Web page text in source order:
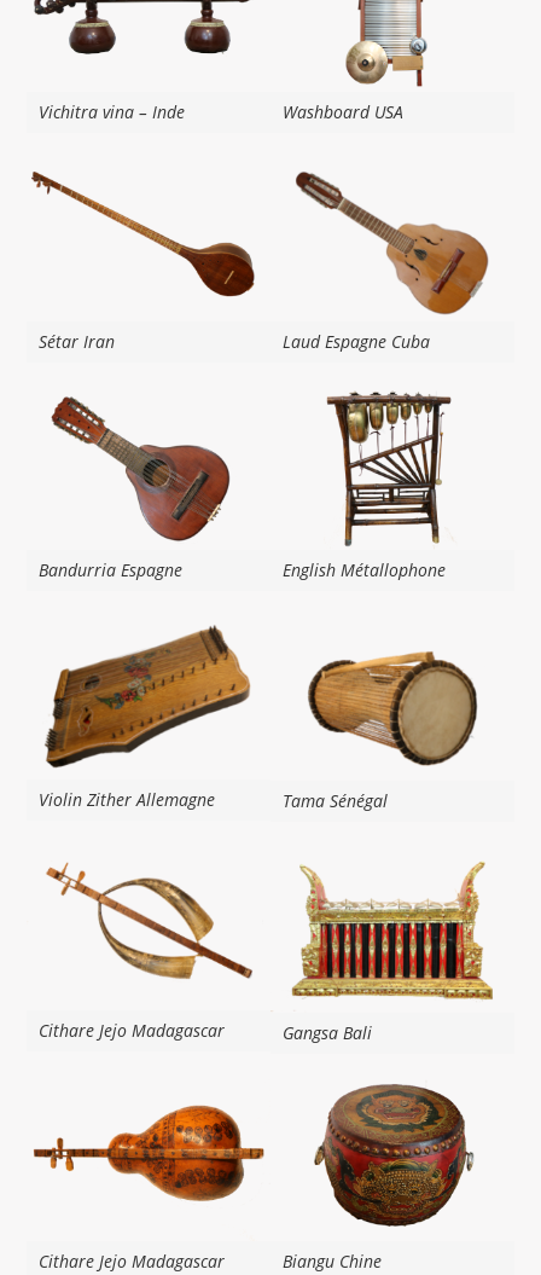
Vichitra vina – Inde Washboard USA
Sétar Iran Laud Espagne Cuba
Bandurria Espagne English Métallophone
Violin Zither Allemagne Tama Sénégal
Cithare Jejo Madagascar Gangsa Bali
Cithare Jejo Madagascar Biangu Chine